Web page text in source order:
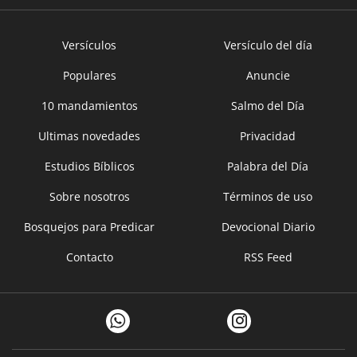
Versículos
Versículo del día
Populares
Anuncie
10 mandamientos
Salmo del Día
Ultimas novedades
Privacidad
Estudios Bíblicos
Palabra del Día
Sobre nosotros
Términos de uso
Bosquejos para Predicar
Devocional Diario
Contacto
RSS Feed